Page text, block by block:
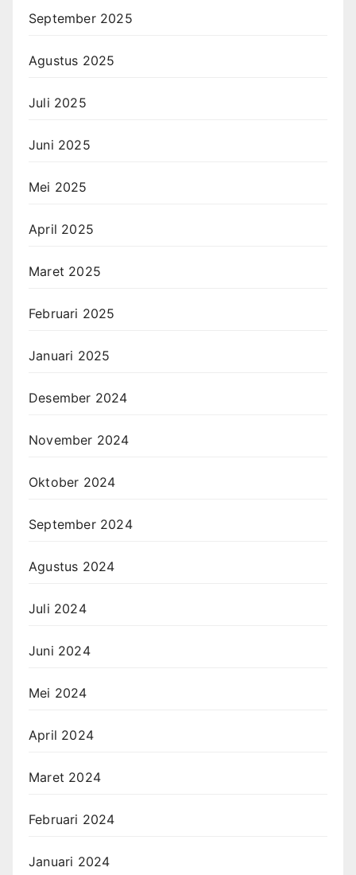
September 2025
Agustus 2025
Juli 2025
Juni 2025
Mei 2025
April 2025
Maret 2025
Februari 2025
Januari 2025
Desember 2024
November 2024
Oktober 2024
September 2024
Agustus 2024
Juli 2024
Juni 2024
Mei 2024
April 2024
Maret 2024
Februari 2024
Januari 2024